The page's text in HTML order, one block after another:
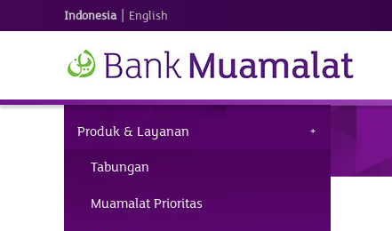
Indonesia | English
Produk & Layanan
Tabungan
Muamalat Prioritas